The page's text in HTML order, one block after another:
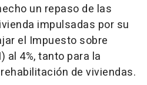
un repaso de las
impulsadas por su
el Impuesto sobre
al 4%, tanto para la
de viviendas.